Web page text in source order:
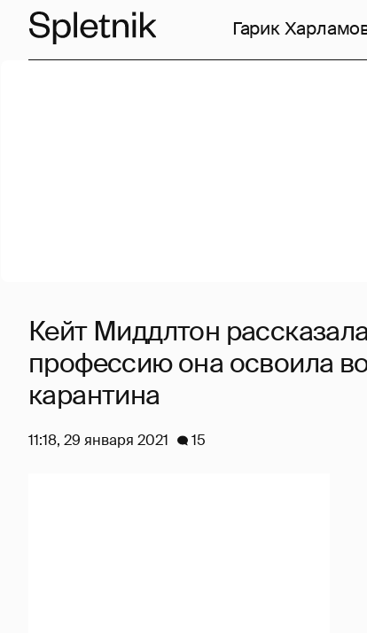
Гарик
Кейт Миддлтон
профессию она освоила
карантина
11:18, 29 января 2021 15